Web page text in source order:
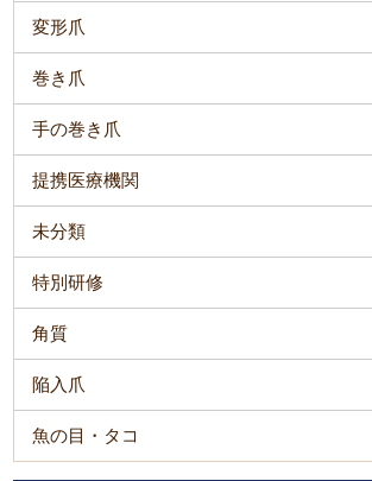
変形爪
巻き爪
手の巻き爪
提携医療機関
未分類
特別研修
角質
陥入爪
魚の目・タコ